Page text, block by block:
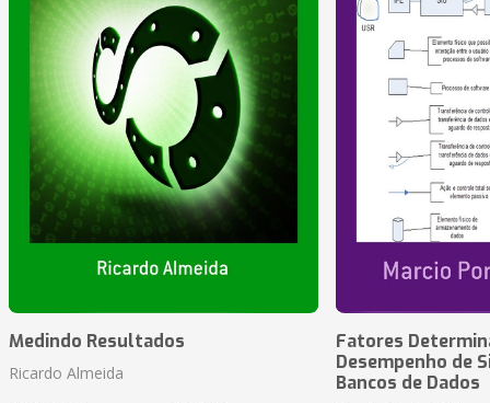
Medindo Resultados
Ricardo Almeida
Fatores
Desempenho de
Bancos de Dados